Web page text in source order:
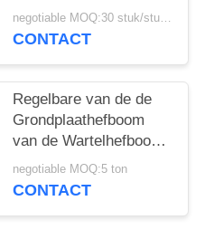
de het
Aluminiumsteiger per
negotiable MOQ:30 stuk/stukken
CONTACT
Regelbare van de de
Grondplaathefboom
van de Wartelhefboom
Hoofd de
Schroefhefboom van U
negotiable MOQ:5 ton
CONTACT